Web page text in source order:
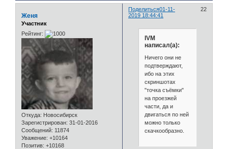
Поделиться 22
01-11-
2019 18:44:41
Женя
Участник
Рейтинг:
Откуда: Новосибирск
Зарегистрирован: 31-01-2016
Сообщений: 11874
Уважение: +10164
Позитив: +10168
IVM
написал(а):
Ничего они не
подтверждают,
ибо на этих
скриншотах
"точка съёмки"
на проезжей
части, да и
двигаться по ней
можно только
скачкообразно.